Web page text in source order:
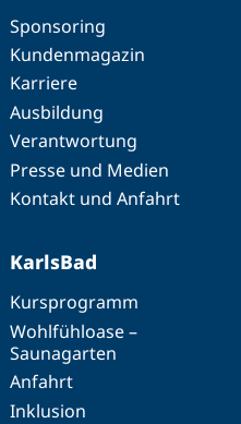
Sponsoring
Kundenmagazin
Karriere
Ausbildung
Verantwortung
Presse und Medien
Kontakt und Anfahrt
KarlsBad
Kursprogramm
Wohlfühloase –
Saunagarten
Anfahrt
Inklusion